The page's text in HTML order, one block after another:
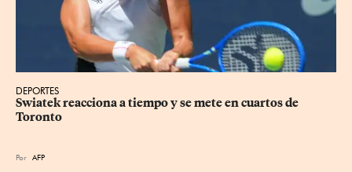
DEPORTES
Swiatek reacciona a tiempo y se mete en cuartos de
Toronto
Por AFP